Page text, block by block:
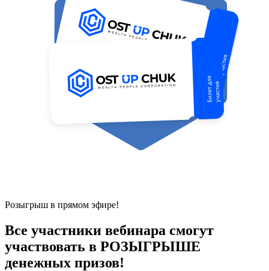
Розыгрыш в прямом эфире!
Все участники вебинара смогут
участвовать в РОЗЫГРЫШЕ
денежных призов!